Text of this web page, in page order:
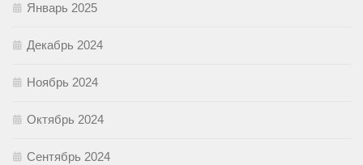
Январь 2025
Декабрь 2024
Ноябрь 2024
Октябрь 2024
Сентябрь 2024